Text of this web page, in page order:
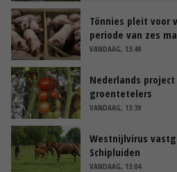
Tönnies pleit voor
periode van zes
VANDAAG, 13:49
Nederlands
groentetelers
VANDAAG, 13:39
Westnijlvirus
Schipluiden
VANDAAG, 13:04